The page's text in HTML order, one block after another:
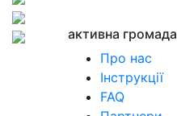
активна громада
Про нас
Інструкції
FAQ